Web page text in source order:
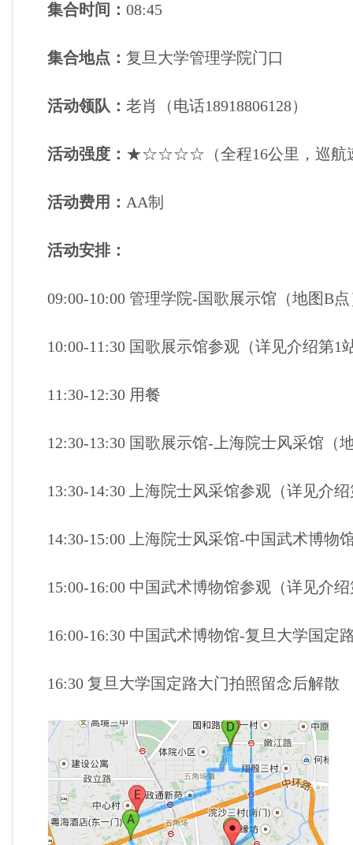
集合时间： 08:45
集合地点： 复旦大学管理学院门口
活动领队： 老肖（电话18918806128）
活动强度： ★☆☆☆☆（全程16公里，巡航
活动费用： AA制
活动安排：
09:00-10:00 管理学院-国歌展示馆（地图B
10:00-11:30 国歌展示馆参观（详见介绍第1
11:30-12:30 用餐
12:30-13:30 国歌展示馆-上海院士风采馆（
13:30-14:30 上海院士风采馆参观（详见介
14:30-15:00 上海院士风采馆-中国武术博物
15:00-16:00 中国武术博物馆参观（详见介
16:00-16:30 中国武术博物馆-复旦大学国定
16:30 复旦大学国定路大门拍照留念后解散